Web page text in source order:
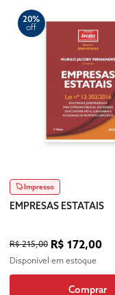
20%
off
Impresso
EMPRESAS ESTATAIS
R$ 215,00 R$ 172,00
Disponível em estoque
Comprar